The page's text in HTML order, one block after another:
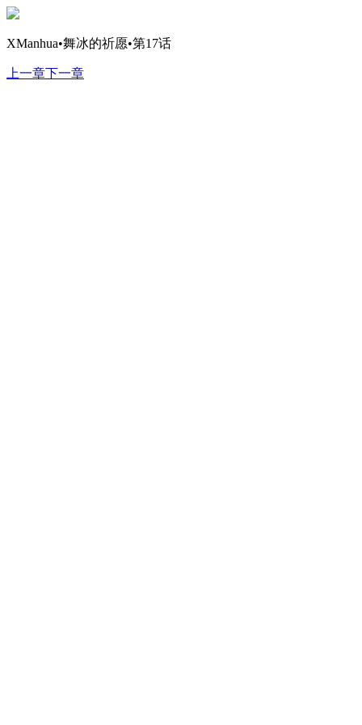
XManhua•舞冰的祈愿•第17话
上一章下一章